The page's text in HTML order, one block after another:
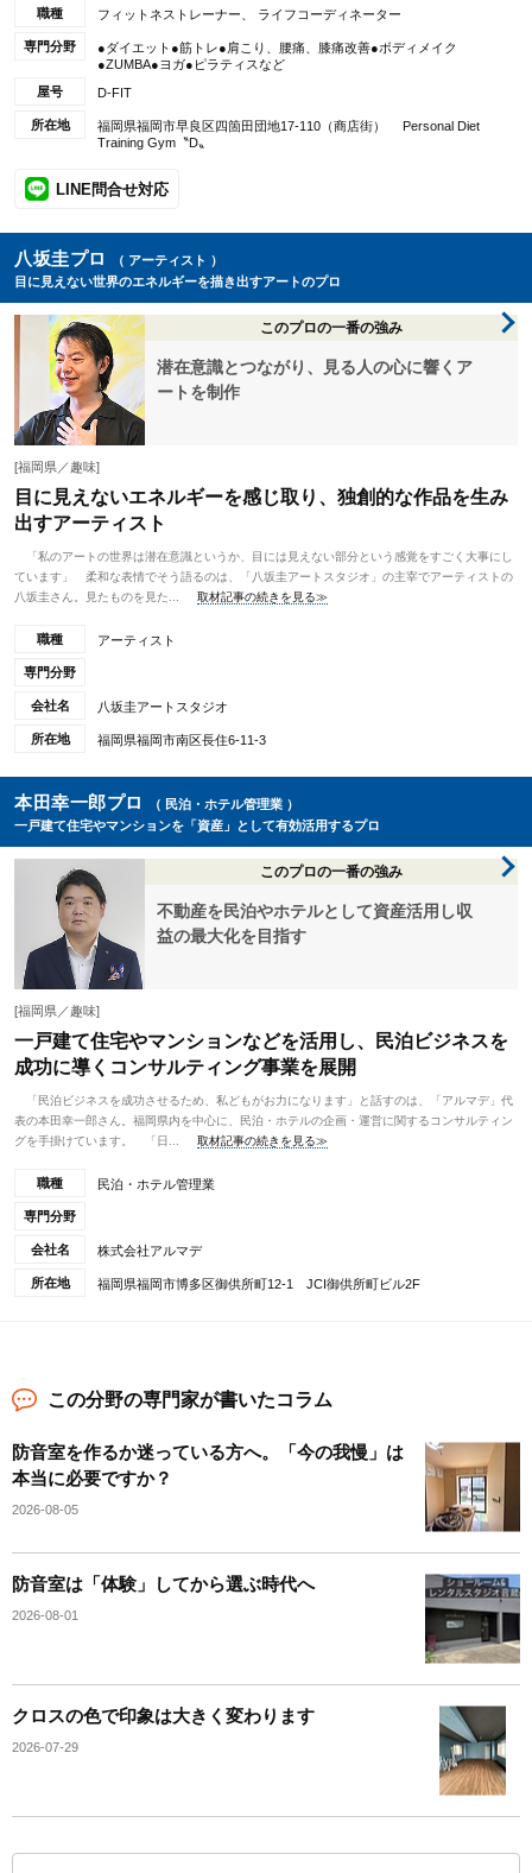
職種 フィットネストレーナー、 ライフコーディネーター
専門分野
●ダイエット●筋トレ●肩こり、腰痛、膝痛改善●ボディメイク
●ZUMBA●ヨガ●ピラティスなど
屋号
D-FIT
所在地
福岡県福岡市早良区四箇田団地17-110（商店街） Personal Diet
Training Gym〝D〟
LINE問合せ対応
八坂圭プロ
（ アーティスト ）
目に見えない世界のエネルギーを描き出すアートのプロ
このプロの一番の強み
潜在意識とつながり、見る人の心に響くア
ートを制作
[福岡県／趣味]
目に見えないエネルギーを感じ取り、独創的な作品を生み
出すアーティスト
「私のアートの世界は潜在意識というか、目には見えない部分という感覚をすごく大事にし
ています」 柔和な表情でそう語るのは、「八坂圭アートスタジオ」の主宰でアーティストの
八坂圭さん。見たものを見た...
取材記事の続きを見る≫
職種 アーティスト
専門分野
会社名 八坂圭アートスタジオ
所在地 福岡県福岡市南区長住6-11-3
本田幸一郎プロ
（ 民泊・ホテル管理業 ）
一戸建て住宅やマンションを「資産」として有効活用するプロ
このプロの一番の強み
不動産を民泊やホテルとして資産活用し収
益の最大化を目指す
[福岡県／趣味]
一戸建て住宅やマンションなどを活用し、民泊ビジネスを
成功に導くコンサルティング事業を展開
「民泊ビジネスを成功させるため、私どもがお力になります」と話すのは、「アルマデ」代
表の本田幸一郎さん。福岡県内を中心に、民泊・ホテルの企画・運営に関するコンサルティン
グを手掛けています。 「日...
取材記事の続きを見る≫
職種 民泊・ホテル管理業
専門分野
会社名 株式会社アルマデ
所在地 福岡県福岡市博多区御供所町12-1 JCI御供所町ビル2F
この分野の専門家が書いたコラム
防音室を作るか迷っている方へ。「今の我慢」は
本当に必要ですか？
2026-08-05
防音室は「体験」してから選ぶ時代へ
2026-08-01
クロスの色で印象は大きく変わります
2026-07-29